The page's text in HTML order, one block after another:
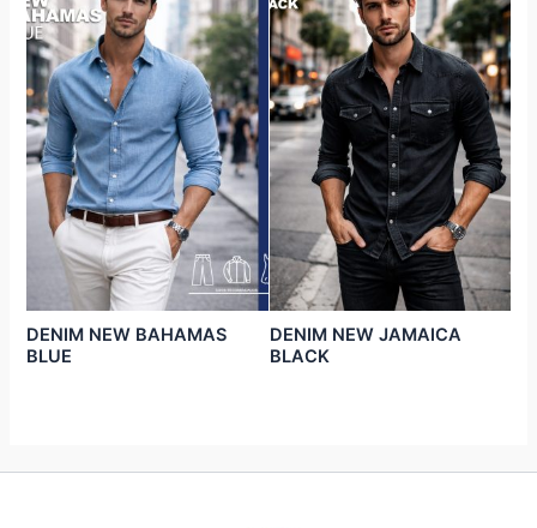
DENIM NEW BAHAMAS
BLUE
DENIM NEW JAMAICA
BLACK